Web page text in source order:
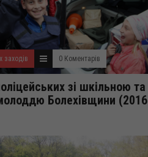
заходів 0 Коментарів
зі шкільною та
Болехівщини (2016